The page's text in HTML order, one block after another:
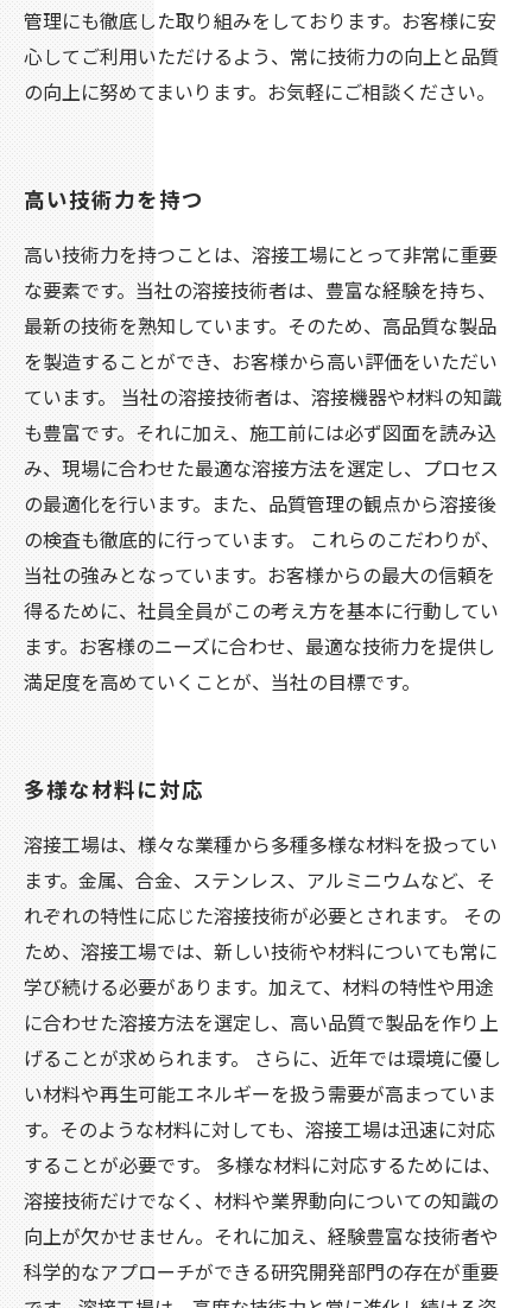
管理にも徹底した取り組みをしております。お客様に安
心してご利用いただけるよう、常に技術力の向上と品質
の向上に努めてまいります。お気軽にご相談ください。
高い技術力を持つ
高い技術力を持つことは、溶接工場にとって非常に重要
な要素です。当社の溶接技術者は、豊富な経験を持ち、
最新の技術を熟知しています。そのため、高品質な製品
を製造することができ、お客様から高い評価をいただい
ています。 当社の溶接技術者は、溶接機器や材料の知識
も豊富です。それに加え、施工前には必ず図面を読み込
み、現場に合わせた最適な溶接方法を選定し、プロセス
の最適化を行います。また、品質管理の観点から溶接後
の検査も徹底的に行っています。 これらのこだわりが、
当社の強みとなっています。お客様からの最大の信頼を
得るために、社員全員がこの考え方を基本に行動してい
ます。お客様のニーズに合わせ、最適な技術力を提供し
満足度を高めていくことが、当社の目標です。
多様な材料に対応
溶接工場は、様々な業種から多種多様な材料を扱ってい
ます。金属、合金、ステンレス、アルミニウムなど、そ
れぞれの特性に応じた溶接技術が必要とされます。 その
ため、溶接工場では、新しい技術や材料についても常に
学び続ける必要があります。加えて、材料の特性や用途
に合わせた溶接方法を選定し、高い品質で製品を作り上
げることが求められます。 さらに、近年では環境に優し
い材料や再生可能エネルギーを扱う需要が高まっていま
す。そのような材料に対しても、溶接工場は迅速に対応
することが必要です。 多様な材料に対応するためには、
溶接技術だけでなく、材料や業界動向についての知識の
向上が欠かせません。それに加え、経験豊富な技術者や
科学的なアプローチができる研究開発部門の存在が重要